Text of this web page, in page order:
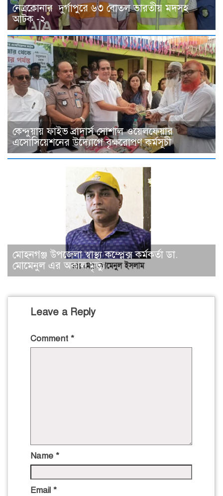
নেত্রকোনার দুর্গাপুরে ৬৩ বোতল ভারতীয় মদসহ
আটক -২
কেন্দুয়ায় ফাইভ ব্রাদার্স সোশাল ওয়েলফেয়ার
এসোসিয়েশনের উদ্যোগে বৃক্ষরোপণ কর্মসূচী
মোহনগঞ্জ উপজেলা স্বাস্থ্য কম্প্লেক্স কর্মকর্তা ডা.
মোমেনুল এর অকাল মৃত্যু
Leave a Reply
Comment *
Name *
Email *